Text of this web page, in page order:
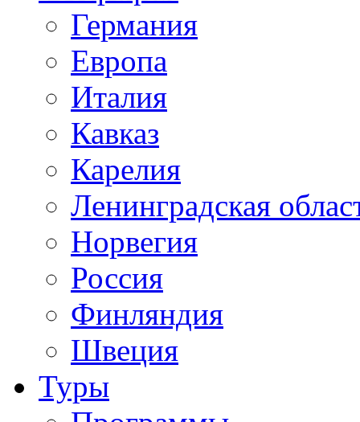
Германия
Европа
Италия
Кавказ
Карелия
Ленинградская
Норвегия
Россия
Финляндия
Швеция
Туры